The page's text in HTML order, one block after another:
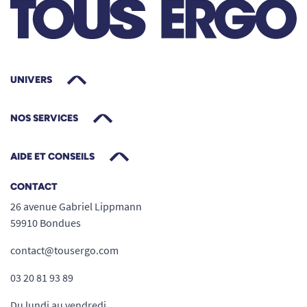
kg) n’ajoute aucune contrainte
supplémentaire lors de vos déplacements.
Dimensions parfaitement adaptées aux
Longueur :
Hauteur :51 cm
Petite ouverture
Longueur : 17 cm
Largeur : 4,5 cm
La housse est compatible avec la plupart des
dimensions sont optimisées pour se glisser
comme un gant autour des produits types
UNIVERS
NOS SERVICES
AIDE ET CONSEILS
CONTACT
26 avenue Gabriel Lippmann
59910 Bondues
contact@tousergo.com
03 20 81 93 89